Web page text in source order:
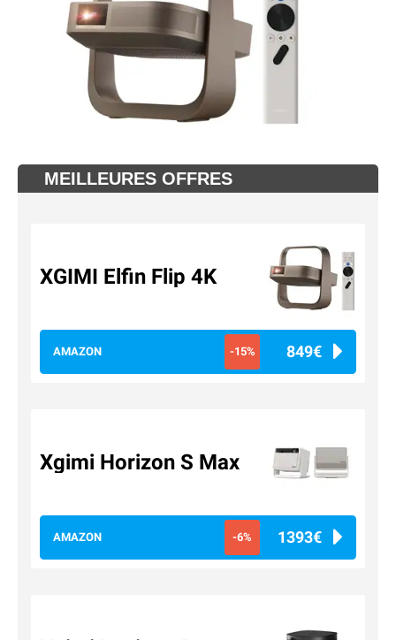
MEILLEURES OFFRES
XGIMI Elfin Flip 4K
AMAZON -15% 849€
Xgimi Horizon S Max
AMAZON -6% 1393€